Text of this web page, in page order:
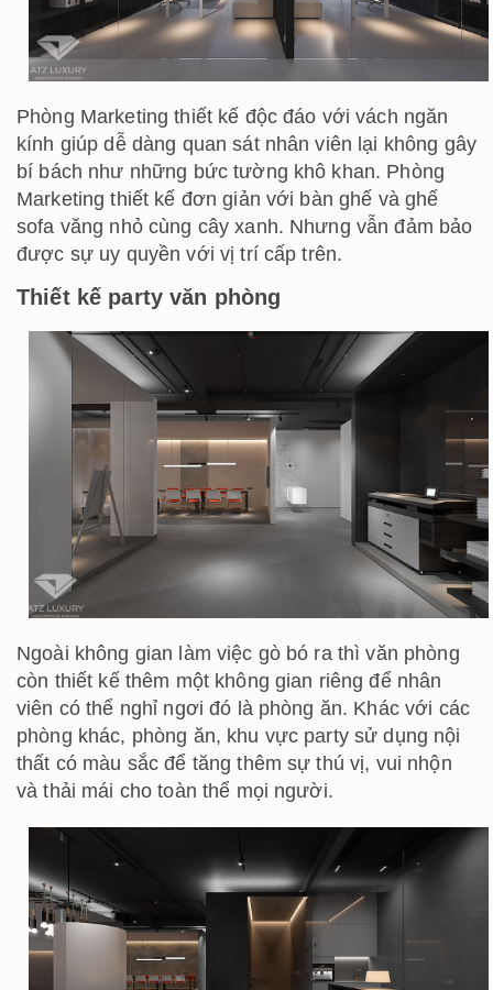
Phòng Marketing thiết kế độc đáo với vách ngăn
kính giúp dễ dàng quan sát nhân viên lại không gây
bí bách như những bức tường khô khan. Phòng
Marketing thiết kế đơn giản với bàn ghế và ghế
sofa văng nhỏ cùng cây xanh. Nhưng vẫn đảm bảo
được sự uy quyền với vị trí cấp trên.
Thiết kế party văn phòng
Ngoài không gian làm việc gò bó ra thì văn phòng
còn thiết kế thêm một không gian riêng để nhân
viên có thể nghỉ ngơi đó là phòng ăn. Khác với các
phòng khác, phòng ăn, khu vực party sử dụng nội
thất có màu sắc để tăng thêm sự thú vị, vui nhộn
và thải mái cho toàn thể mọi người.